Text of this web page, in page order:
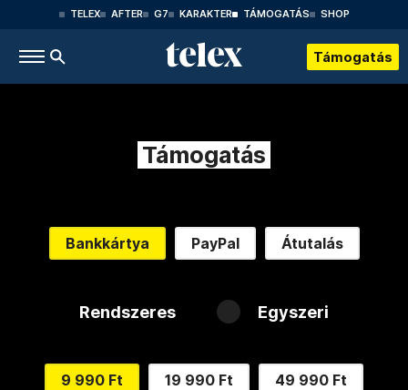
TELEX AFTER G7 KARAKTER TÁMOGATÁS SHOP
Támogatás
Támogatás
Bankkártya PayPal Átutalás
Rendszeres Egyszeri
9 990 Ft 19 990 Ft 49 990 Ft